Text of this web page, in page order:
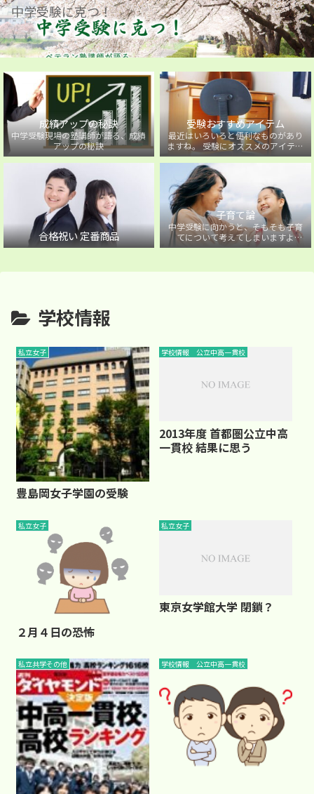
中学受験に克つ！
成績アップの秘訣
中学受験現場の塾講師が語る、成績
アップの秘訣
受験おすすめアイテム
最近はいろいろと便利なものがあり
ますね。 受験にオススメのアイテム
を紹介しています。
合格祝い 定番商品
子育て論
中学受験に向かうと、そもそも子育
てについて考えてしまいますよ
ね・・・。中学受験に向かうお子様
学校情報
私立女子
豊島岡女子学園の受験
学校情報 公立中高一貫校
2013年度 首都圏公立中高
一貫校 結果に思う
私立女子
２月４日の恐怖
私立女子
東京女学館大学 閉鎖？
私立共学その他 学校情報 公立中高一貫校